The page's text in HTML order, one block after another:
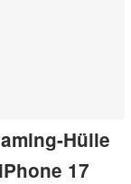
Hülle
17